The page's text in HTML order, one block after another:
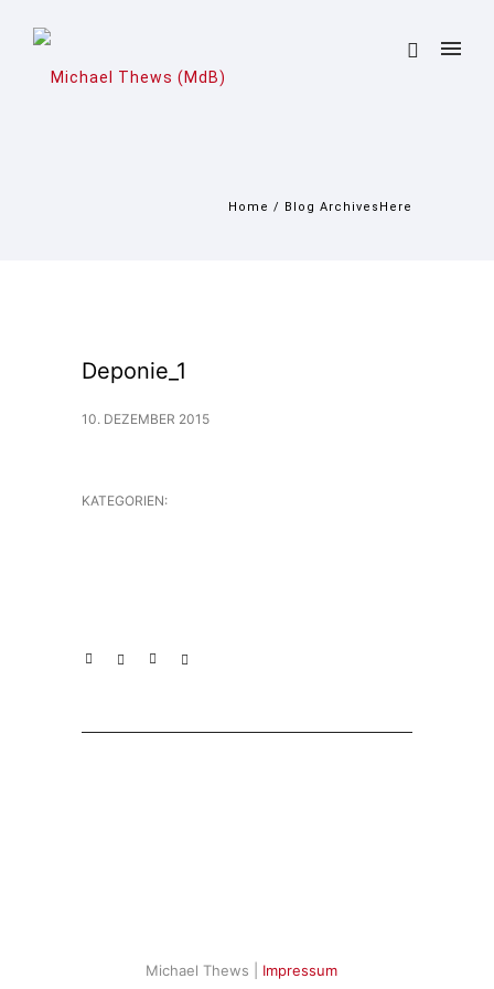
Home / Blog ArchivesHere
Deponie_1
10. DEZEMBER 2015
KATEGORIEN:
Michael Thews | Impressum